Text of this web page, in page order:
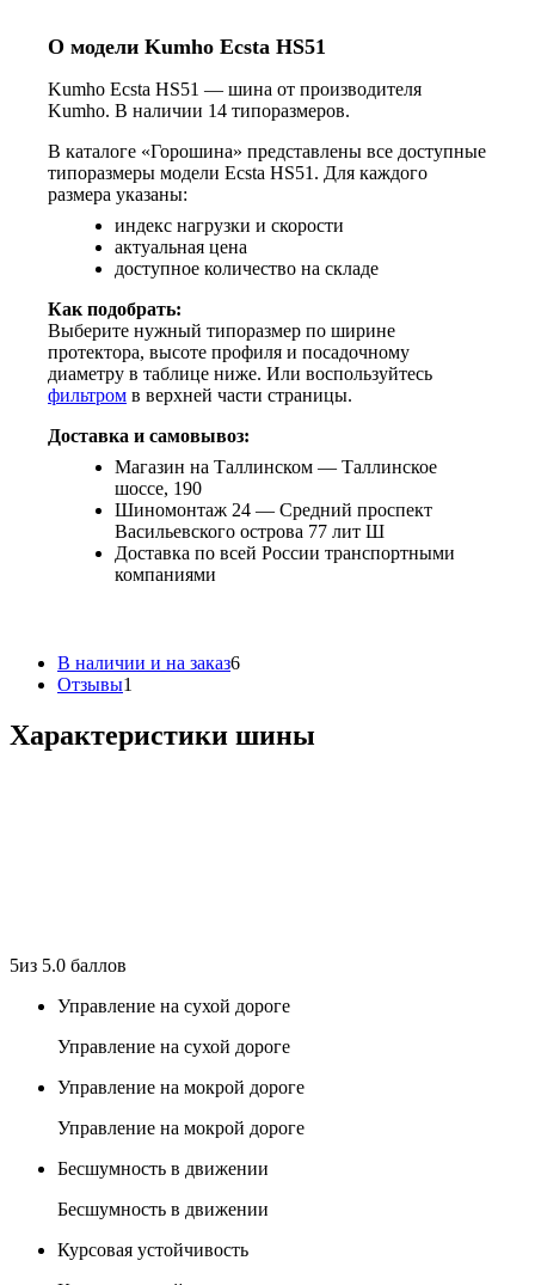
О модели Kumho Ecsta HS51
Kumho Ecsta HS51 — шина от производителя
Kumho. В наличии 14 типоразмеров.
В каталоге «Горошина» представлены все доступные
типоразмеры модели Ecsta HS51. Для каждого
размера указаны:
индекс нагрузки и скорости
актуальная цена
доступное количество на складе
Как подобрать:
Выберите нужный типоразмер по ширине
протектора, высоте профиля и посадочному
диаметру в таблице ниже. Или воспользуйтесь
фильтром в верхней части страницы.
Доставка и самовывоз:
Магазин на Таллинском — Таллинское
шоссе, 190
Шиномонтаж 24 — Средний проспект
Васильевского острова 77 лит Ш
Доставка по всей России транспортными
компаниями
В наличии и на заказ6
Отзывы1
Характеристики шины
5из 5.0 баллов
Управление на сухой дороге
Управление на сухой дороге
Управление на мокрой дороге
Управление на мокрой дороге
Бесшумность в движении
Бесшумность в движении
Курсовая устойчивость